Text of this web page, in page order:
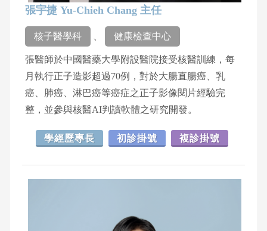
張宇捷 Yu-Chieh Chang 主任
核子醫學科 健康檢查中心
張醫師於中國醫藥大學附設醫院接受核醫訓練，每
月執行正子造影超過70例，對於大腸直腸癌、乳
癌、肺癌、淋巴癌等癌症之正子影像閱片經驗完
整，並參與核醫AI判讀軟體之研究開發。
學經歷專長 初診掛號 複診掛號